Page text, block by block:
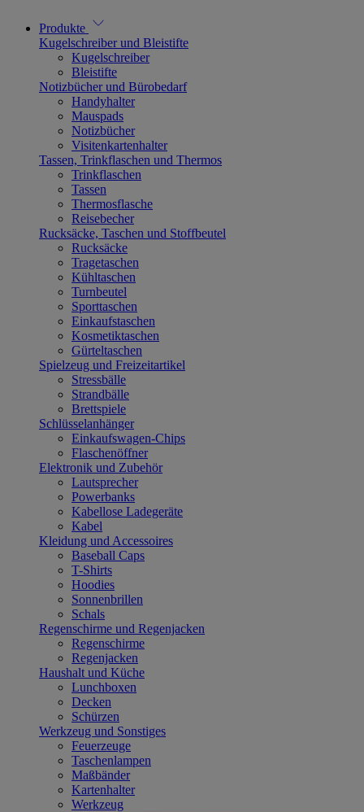
Produkte
Kugelschreiber und Bleistifte
Kugelschreiber
Bleistifte
Notizbücher und Bürobedarf
Handyhalter
Mauspads
Notizbücher
Visitenkartenhalter
Tassen, Trinkflaschen und Thermos
Trinkflaschen
Tassen
Thermosflasche
Reisebecher
Rucksäcke, Taschen und Stoffbeutel
Rucksäcke
Tragetaschen
Kühltaschen
Turnbeutel
Sporttaschen
Einkaufstaschen
Kosmetiktaschen
Gürteltaschen
Spielzeug und Freizeitartikel
Stressbälle
Strandbälle
Brettspiele
Schlüsselanhänger
Einkaufswagen-Chips
Flaschenöffner
Elektronik und Zubehör
Lautsprecher
Powerbanks
Kabellose Ladegeräte
Kabel
Kleidung und Accessoires
Baseball Caps
T-Shirts
Hoodies
Sonnenbrillen
Schals
Regenschirme und Regenjacken
Regenschirme
Regenjacken
Haushalt und Küche
Lunchboxen
Decken
Schürzen
Werkzeug und Sonstiges
Feuerzeuge
Taschenlampen
Maßbänder
Kartenhalter
Werkzeug